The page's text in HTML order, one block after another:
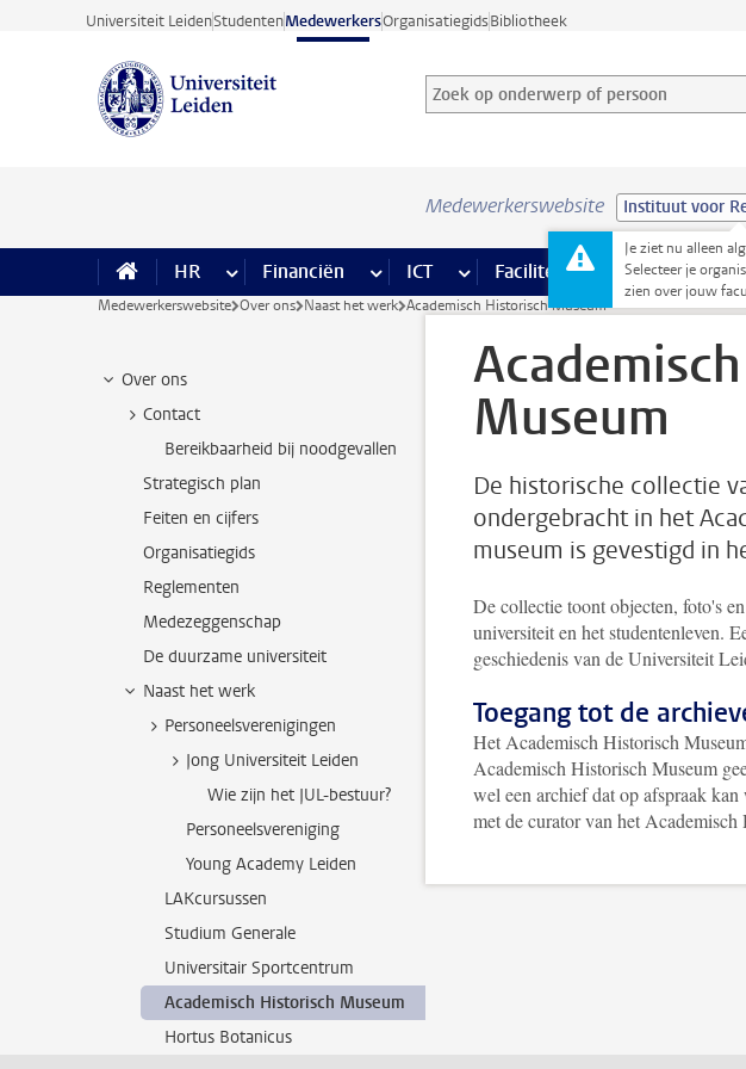
Ga direct naar de inhoud
Universiteit LeidenStudentenMedewerkersOrganisatiegidsBibliotheek
Zoek op onderwerp of persoon en
Zoekterm
Medewerkerswebsite Instituut voor
Je ziet nu alleen
Selecteer je
zien over jouw
HR meer HR pagina’s
Financiën meer Financiën pagina’s
ICT meer ICT pagina’s
Faciliteiten meerOnderwijs
Medewerkerswebsite Over ons Naast het werk Academisch Historisch Museum
Over ons
Contact
Bereikbaarheid bij noodgevallen
Strategisch plan
Feiten en cijfers
Organisatiegids
Reglementen
Medezeggenschap
De duurzame universiteit
Naast het werk
Personeelsverenigingen
Jong Universiteit Leiden
Wie zijn het JUL-bestuur?
Personeelsvereniging
Young Academy Leiden
LAKcursussen
Studium Generale
Universitair Sportcentrum
Academisch Historisch Museum
Hortus Botanicus
Museum
De historische collectie
ondergebracht in het
museum is gevestigd in
De collectie toont objecten, foto's
universiteit en het studentenleven.
geschiedenis van de Universiteit
Toegang tot de
Het Academisch Historisch
Academisch Historisch Museum
wel een archief dat op afspraak
met de curator van het